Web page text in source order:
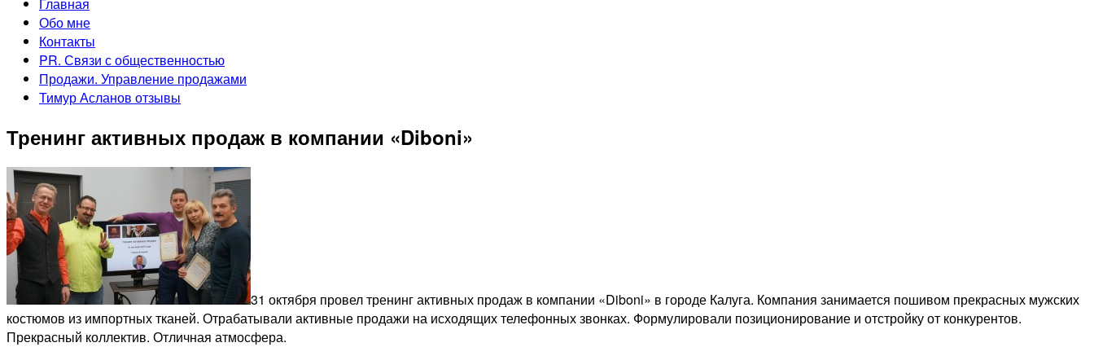
Обо мне
Контакты
PR. Связи с общественностью
Продажи. Управление продажами
Тимур Асланов отзывы
Тренинг активных продаж в компании «Diboni»
31 октября провел тренинг активных продаж в компании «Diboni» в городе Калуга. Компания занимается пошивом прекрасных мужских
костюмов из импортных тканей. Отрабатывали активные продажи на исходящих телефонных звонках. Формулировали позиционирование и отстройку от конкурентов.
Прекрасный коллектив. Отличная атмосфера.